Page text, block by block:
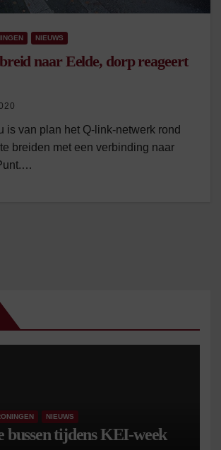
NIEUWS
naar Eelde, dorp reageert
is van plan het Q-link-netwerk rond
breiden met een verbinding naar
NIEUWS
bussen tijdens KEI-week